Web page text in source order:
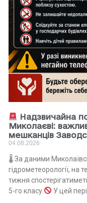
Надзвичайна
Миколаєві:
мешканців
04.08.2026
🌡 За даними
гідрометеорології, на
тижня
5-го класу.
У цей